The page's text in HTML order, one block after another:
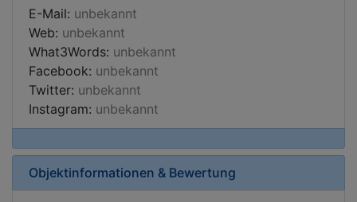
E-Mail: unbekannt
Web: unbekannt
What3Words: unbekannt
Facebook: unbekannt
Twitter: unbekannt
Instagram: unbekannt
Objektinformationen & Bewertung